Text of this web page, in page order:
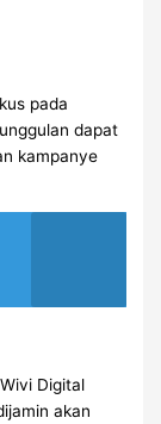
pada
dapat
kampanye
Digital
akan